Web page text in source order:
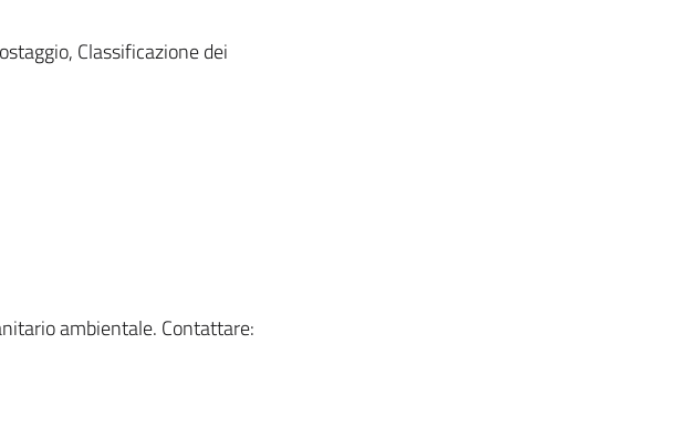
Classificazione dei
ambientale. Contattare: